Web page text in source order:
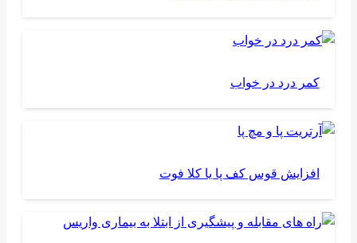
کمر درد در خواب
افزایش قوس کف پا یا کلا فوت